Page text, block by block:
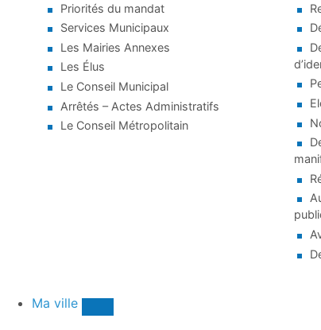
Priorités du mandat
Services Municipaux
Les Mairies Annexes
Les Élus
Le Conseil Municipal
Arrêtés – Actes Administratifs
Le Conseil Métropolitain
Ma ville